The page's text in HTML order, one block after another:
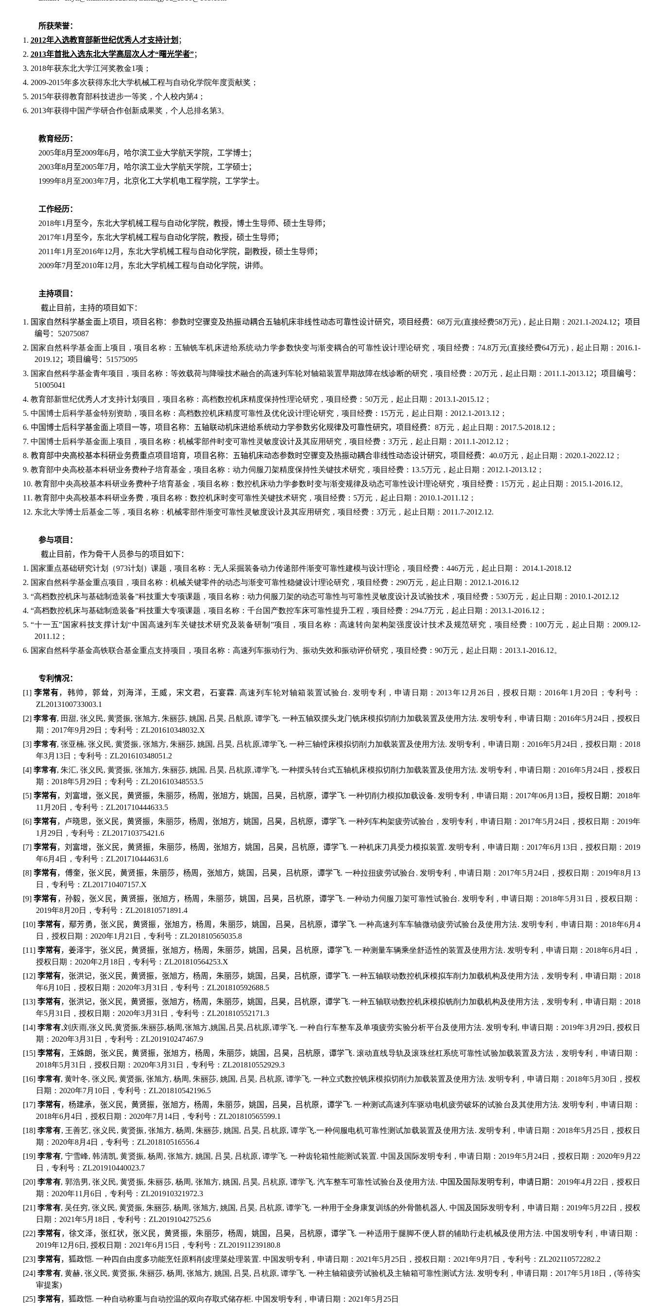
所获荣誉：
1. 2012年入选教育部新世纪优秀人才支持计划 ；
2. 2013年首批入选东北大学高层次人才“曙光学者”；
3. 2018年获东北大学江河奖教金1项；
4. 2009-2015年多次获得东北大学机械工程与自动化学院年度贡献奖；
5. 2015年获得教育部科技进步一等奖，个人校内第4；
6. 2013年获得中国产学研合作创新成果奖，个人总排名第3。
教育经历：
2005年8月至2009年6月，哈尔滨工业大学航天学院，工学博士；
2003年8月至2005年7月，哈尔滨工业大学航天学院，工学硕士；
1999年8月至2003年7月，北京化工大学机电工程学院，工学学士。
工作经历：
2018年1 月至今，东北大学机械工程与自动化学院，教授， 博士生导师、硕士生导师；
201 7年1 月至今，东北大学机械工程与自动化学院，教授，硕士生导师；
2011年1 月至2016年12月 ，东北大学机械工程与自动化学院，副教授，硕士生导师；
2009年7月至2010年12月，东北大学机械工程与自动化学院，讲师。
主持项目：
截止目前，主持的项目如下：
1. 国家自然科学基金面上项目，项目名称： 参数时空骤变及热振动耦合五轴机床非线性动态可靠性设计研究，项目经费：68万元(直接经费58万元)，起止日期： 2021 .1-2024.12 ；项目
编号 ： 52075087
2. 国家自然科学基金面上项目，项目名称：五轴铣车机床进给系统动力学参数快变与渐变耦合的可靠性设计理论研究，项目经费： 74.8万元(直接经费64万元)，起止日期： 2016.1-
2019.12 ；项目编号 ： 51575095
3. 国家自然科学基金青年项目，项目名称：等效载荷与降噪技术融合的高速列车轮对轴箱装置早期故障在线诊断的研究，项目经费： 20万元，起止日期： 2011.1-2013.12 ；项目编号：
51005041
4. 教育部新世纪优秀人才支持计划项目，项目名称：高档数控机床精度保持性理论研究，项目经费： 50万元，起止日期： 2013.1-2015.12 ；
5. 中国博士后科学基金特别资助，项目名称：高档数控机床精度可靠性及优化设计理论研究，项目经费： 15万元，起止日期： 2012.1-2013.12 ；
6. 中国博士后科学基金面上项目一等，项目名称： 五轴联动机床进给系统动力学参数劣化规律及可靠性研究，项目经费： 8万元，起止日期： 201 7.5-2018.12 ；
7. 中国博士后科学基金面上项目，项目名称：机械零部件时变可靠性灵敏度设计及其应用研究，项目经费： 3万元，起止日期： 2011.1-2012.12 ；
8. 教育部中央高校基本科研业务费重点项目培育，项目名称： 五轴机床动态参数时空骤变及热振动耦合非线性动态设计研究，项目经费： 40.0万元，起止日期： 2020.1-2022.12 ；
9. 教育部中央高校基本科研业务费种子培育基金，项目名称：动力伺服刀架精度保持性关键技术研究，项目经费： 13.5万元，起止日期： 2012.1-2013.12 ；
10. 教育部中央高校基本科研业务费种子培育基金，项目名称：数控机床动力学参数时变与渐变规律及动态可靠性设计理论研究，项目经费： 15万元，起止日期： 2015.1-2016.12。
11. 教育部中央高校基本科研业务费，项目名称：数控机床时变可靠性关键技术研究，项目经费： 5万元，起止日期： 2010.1-2011.12 ；
12. 东北大学博士后基金二等，项目名称：机械零部件渐变可靠性灵敏度设计及其应用研究，项目经费： 3万元，起止日期： 2011.7-2012.12.
参与项目：
截止目前，作为骨干人员参与的项目如下：
1. 国家重点基础研究计划（973计划）课题，项目名称：无人采掘装备动力传递部件渐变可靠性建模与设计理论，项目经费： 446万元，起止日期： 2014.1-2018.12
2. 国家自然科学基金重点项目，项目名称：机械关键零件的动态与渐变可靠性稳健设计理论研究，项目经费： 290万元，起止日期： 2012.1-2016.12
3. “高档数控机床与基础制造装备”科技重大专项课题，项目名称：动力伺服刀架的动态可靠性与可靠性灵敏度设计及试验技术，项目经费： 530万元，起止日期： 2010.1-2012.12
4. “高档数控机床与基础制造装备”科技重大专项课题，项目名称：千台国产数控车床可靠性提升工程，项目经费： 294.7万元，起止日期： 2013.1-2016.12 ；
5. “十一五”国家科技支撑计划“中国高速列车关键技术研究及装备研制”项目，项目名称：高速转向架构架强度设计技术及规范研究，项目经费： 100万元，起止日期： 2009.12-
2011.12 ；
6. 国家自然科学基金高铁联合基金重点支持项目，项目名称：高速列车振动行为、振动失效和振动评价研究，项目经费： 90万元，起止日期： 2013.1-2016.12。
专利情况：
[1] 李常有，韩帅，郭耸，刘海洋，王威，宋文君，石宴霖. 高速列车轮对轴箱装置试验台 . 发明专利，申请日期： 2013年12 月 26 日，授权日期： 2016年1 月 20 日；专利号：
ZL2013100733003.1
[2] 李常有, 田甜, 张义民, 黄贤振, 张旭方, 朱丽莎, 姚国, 吕昊, 吕航原,谭学飞.一种五轴双摆头龙门铣床模拟切削力加载装置及使用方法. 发明专利，申请日期： 2016年5月 24日，授权日
期： 2017年9月 29日；专利号： ZL201610348032.X
[3] 李常有, 张亚楠,张义民,黄贤振, 张旭方, 朱丽莎,姚国, 吕昊, 吕杭原,谭学飞. 一种三轴镗床模拟切削力加载装置及使用方法. 发明专利，申请日期： 2016年5月 24日，授权日期： 2018
年3月 13日；专利号： ZL201610348051.2
[4] 李常有, 朱汇, 张义民,黄贤振, 张旭方, 朱丽莎, 姚国, 吕昊, 吕杭原,谭学飞. 一种摆头转台式五轴机床模拟切削力加载装置及使用方法. 发明专利，申请日期： 2016年5月 24日，授权日
期： 2018年5月 29日；专利号： ZL201610348553.5
[5] 李常有，刘富增，张义民，黄贤振，朱丽莎，杨周，张旭方，姚国，吕昊，吕杭原，谭学飞.一种切削力模拟加载设备. 发明专利，申请日期： 2017年06月 13 日，授权日期： 2018年
11 月 20日，专利号： ZL201710444633.5
[6] 李常有，卢晓思，张义民，黄贤振，朱丽莎，杨周，张旭方，姚国，吕昊，吕杭原，谭学飞.一种列车构架疲劳试验台，发明专利，申请日期： 2017年5月 24日，授权日期： 2019年
1 月 29日，专利号： ZL201710375421.6
[7] 李常有，刘富增，张义民，黄贤振，朱丽莎，杨周，张旭方，姚国，吕昊，吕杭原，谭学飞.一种机床刀具受力模拟装置. 发明专利，申请日期： 2017年6月 13日，授权日期： 2019
年6月4日，专利号： ZL201710444631 .6
[8] 李常有，傅奎，张义民，黄贤振，朱丽莎，杨周，张旭方，姚国，吕昊，吕杭原，谭学飞. 一种拉扭疲劳试验台 . 发明专利，申请日期： 2017年5月 24日，授权日期： 2019年8月 13
日，专利号： ZL201 710407157.X
[9] 李常有，孙毅，张义民，黄贤振，张旭方，杨周，朱丽莎，姚国，吕昊，吕杭原，谭学飞. 一种动力伺服刀架可靠性试验台. 发明专利，申请日期： 2018年5月31 日，授权日期：
2019年8月 20日，专利号： ZL201810571891 .4
[10] 李常有，鄢芳勇，张义民，黄贤振，张旭方，杨周，朱丽莎，姚国，吕昊，吕杭原，谭学飞.一种高速列车车轴微动疲劳试验台及使用方法. 发明专利，申请日期： 2018年6月 4
日，授权日期： 2020年1 月 21 日，专利号： ZL201810565035.8
[11] 李常有，姜泽宇，张义民，黄贤振，张旭方，杨周，朱丽莎，姚国，吕昊，吕杭原，谭学飞.一种测量车辆乘坐舒适性的装置及使用方法. 发明专利，申请日期： 2018年6月4日，
授权日期： 2020年2 月 18日，专利号： ZL201810564253.X
[12] 李常有，张洪记，张义民，黄贤振，张旭方，杨周，朱丽莎，姚国，吕昊，吕杭原，谭学飞.一种五轴联动数控机床模拟车削力加载机构及使用方法，发明专利，申请日期： 2018
年6月 10日，授权日期： 2020年3月31 日，专利号： ZL201810592688.5
[13] 李常有，张洪记，张义民，黄贤振，张旭方，杨周，朱丽莎，姚国，吕昊，吕杭原，谭学飞.一种五轴联动数控机床模拟铣削力加载机构及使用方法，发明专利，申请日期： 2018
年5月31 日，授权日期： 2020年3月31 日，专利号： ZL201810552171.3
[14] 李常有,刘庆雨,张义民,黄贤振,朱丽莎,杨周,张旭方,姚国, 吕昊, 吕杭原,谭学飞. 一种自行车整车及单项疲劳实验分析平台及使用方法. 发明专利 , 申请日期： 2019年3月 29日 ,授权日
期： 2020年3月31 日，专利号： ZL201910247467.9
[15] 李常有，王姝朗，张义民，黄贤振，张旭方，杨周，朱丽莎，姚国，吕昊，吕杭原，谭学飞. 滚动直线导轨及滚珠丝杠系统可靠性试验加载装置及方法，发明专利，申请日期：
2018年5月31 日，授权日期： 2020年3月31 日，专利号： ZL201810552929.3
[16] 李常有, 黄叶冬, 张义民, 黄贤振, 张旭方, 杨周, 朱丽莎, 姚国, 吕昊, 吕杭原,谭学飞.一种立式数控铣床模拟切削力加载装置及使用方法. 发明专利，申请日期： 2018年5月 30日，授权
日期： 2020年7月 10日，专利号： ZL201810542196.5
[17] 李常有，杨建承，张义民，黄贤振，张旭方，杨周，朱丽莎，姚国，吕昊，吕杭原，谭学飞.一种测试高速列车驱动电机疲劳破坏的试验台及其使用方法. 发明专利，申请日期：
2018年6月4日，授权日期： 2020年7月 14日，专利号： ZL201810565599.1
[18] 李常有, 王善艺, 张义民, 黄贤振, 张旭方, 杨周 , 朱丽莎, 姚国, 吕昊, 吕杭原,谭学飞.一种伺服电机可靠性测试加载装置及使用方法. 发明专利，申请日期： 2018年5月 25 日，授权日
期： 2020年8月4日，专利号： ZL201810516556.4
[19] 李常有, 宁雪峰,韩清凯,黄贤振,杨周 , 张旭方, 姚国, 吕昊, 吕杭原, 谭学飞. 一种齿轮箱性能测试装置.中国及国际发明专利，申请日期： 2019年5月 24日，授权日期： 2020年9 月 22
日，专利号： ZL201910440023.7
[20] 李常有, 郭浩男,张义民,黄贤振,朱丽莎, 杨周, 张旭方,姚国, 吕昊, 吕杭原, 谭学飞.汽车整车可靠性试验台及使用方法. 中国及国际发明专利，申请日期： 2019年4月 22 日，授权日
期： 2020年11 月6日，专利号： ZL201910321972.3
[21] 李常有, 吴任穷, 张义民, 黄贤振, 朱丽莎, 杨周, 张旭方, 姚国, 吕昊, 吕杭原,谭学飞.一种用于全身康复训练的外骨骼机器人 .中国及国际发明专利，申请日期： 2019年5月 22 日，授权
日期： 2021年5月 18日，专利号： ZL201910427525.6
[22] 李常有，徐文泽，张红状，张义民，黄贤振，朱丽莎，杨周，姚国，吕昊，吕杭原，谭学飞.一种适用于腿脚不便人群的辅助行走机械及使用方法. 中国发明专利，申请日期：
2019年12 月6日 ,授权日期： 2021年6月 15日，专利号： ZL201911239180.8
[23] 李常有，狐政恺. 一种四自由度多功能烹饪原料削皮理菜处理装置. 中国发明专利，申请日期： 2021年5月 25日，授权日期： 2021年9月 7日，专利号： ZL202110572282.2
[24] 李常有,黄赫, 张义民,黄贤振, 朱丽莎,杨周, 张旭方, 姚国, 吕昊, 吕杭原,谭学飞. 一种主轴箱疲劳试验机及主轴箱可靠性测试方法. 发明专利，申请日期： 2017年5月 18日，(等待实
审提案)
[25] 李常有，狐政恺. 一种自动称重与自动控温的双向存取式储存柜. 中国发明专利，申请日期： 2021年5月 25日